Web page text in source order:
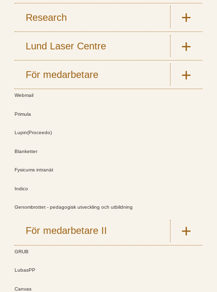
Research
Lund Laser Centre
För medarbetare
Webmail
Primula
Lupin(Proceedo)
Blanketter
Fysicums intranät
Indico
Genombrottet - pedagogisk utveckling och utbildning
För medarbetare II
GRUB
LubasPP
Canvas